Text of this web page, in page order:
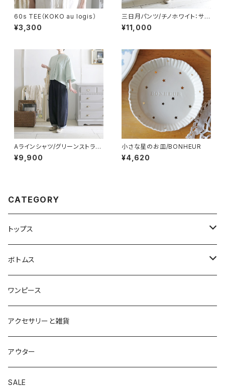
60s TEE（KOKO au logis）
¥3,300
三日月パンツ/チノホワイト：サイ
ズ１
¥11,000
Aラインシャツ/グリーンストライ
プ
¥9,900
小さな星のお皿/BONHEUR
¥4,620
CATEGORY
トップス
ブラウス
カットソー
ニット
ボトムス
パンツ
スカート
ワンピース
アクセサリーと雑貨
アウター
SALE